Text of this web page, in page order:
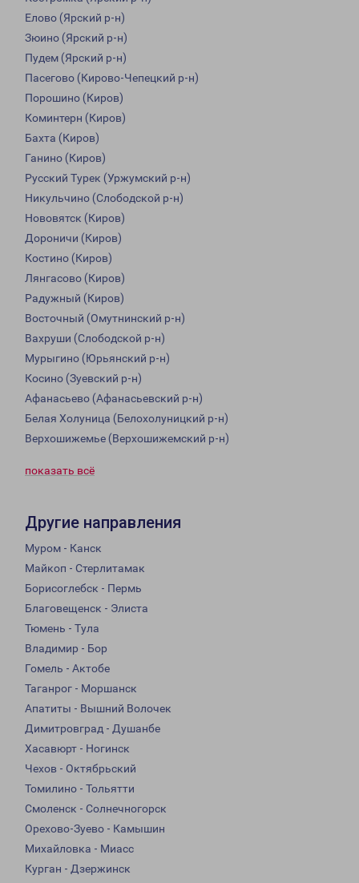
Елово (Ярский р-н)
Зюино (Ярский р-н)
Пудем (Ярский р-н)
Пасегово (Кирово-Чепецкий р-н)
Порошино (Киров)
Коминтерн (Киров)
Бахта (Киров)
Ганино (Киров)
Русский Турек (Уржумский р-н)
Никульчино (Слободской р-н)
Нововятск (Киров)
Дороничи (Киров)
Костино (Киров)
Лянгасово (Киров)
Радужный (Киров)
Восточный (Омутнинский р-н)
Вахруши (Слободской р-н)
Мурыгино (Юрьянский р-н)
Косино (Зуевский р-н)
Афанасьево (Афанасьевский р-н)
Белая Холуница (Белохолуницкий р-н)
Верхошижемье (Верхошижемский р-н)
показать всё
Другие направления
Муром - Канск
Майкоп - Стерлитамак
Борисоглебск - Пермь
Благовещенск - Элиста
Тюмень - Тула
Владимир - Бор
Гомель - Актобе
Таганрог - Моршанск
Апатиты - Вышний Волочек
Димитровград - Душанбе
Хасавюрт - Ногинск
Чехов - Октябрьский
Томилино - Тольятти
Смоленск - Солнечногорск
Орехово-Зуево - Камышин
Михайловка - Миасс
Курган - Дзержинск